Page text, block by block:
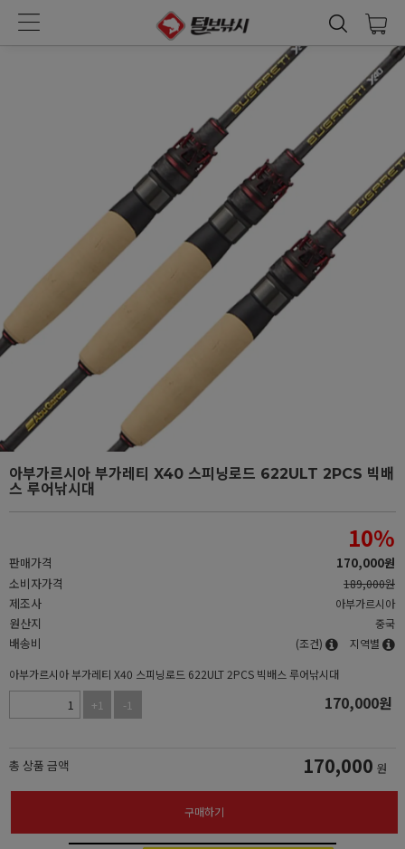
아부가르시아 부가레티 X40 스피닝로드 622ULT 2PCS 빅배
스 루어낚시대
판매가격
10%
170,000원
소비자가격
189,000원
제조사 아부가르시아
원산지 중국
배송비 (조건)
지역별
아부가르시아 부가레티 X40 스피닝로드 622ULT 2PCS 빅배스 루어낚시대
+1
-1 170,000원
총 상품 금액 170,000 원
구매하기